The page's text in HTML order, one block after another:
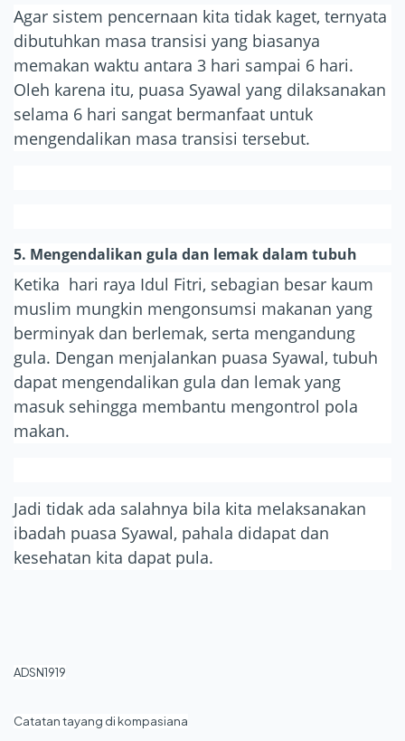
Agar sistem pencernaan kita tidak kaget, ternyata
dibutuhkan masa transisi yang biasanya
memakan waktu antara 3 hari sampai 6 hari.
Oleh karena itu, puasa Syawal yang dilaksanakan
selama 6 hari sangat bermanfaat untuk
mengendalikan masa transisi tersebut.
5. Mengendalikan gula dan lemak dalam tubuh
Ketika hari raya Idul Fitri, sebagian besar kaum
muslim mungkin mengonsumsi makanan yang
berminyak dan berlemak, serta mengandung
gula. Dengan menjalankan puasa Syawal, tubuh
dapat mengendalikan gula dan lemak yang
masuk sehingga membantu mengontrol pola
makan.
Jadi tidak ada salahnya bila kita melaksanakan
ibadah puasa Syawal, pahala didapat dan
kesehatan kita dapat pula.
ADSN1919
Catatan tayang di kompasiana